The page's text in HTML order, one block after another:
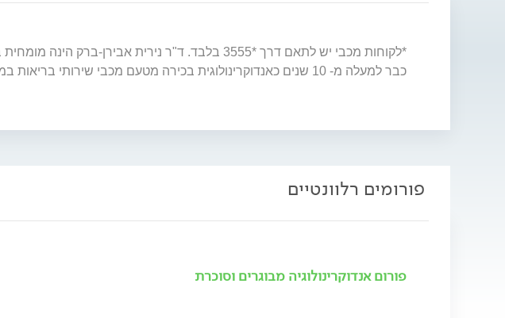
כבר למעלה מ- 10 שנים כאנדוקרינולוגית בכירה מטעם מכבי שירותי בריאות במרכז הרפואי נתניה, וכן כרופאה בכירה המרכזת את הטיפול בסוכרת היריון
פורומים רלוונטיים
פורום אנדוקרינולוגיה מבוגרים וסוכרת